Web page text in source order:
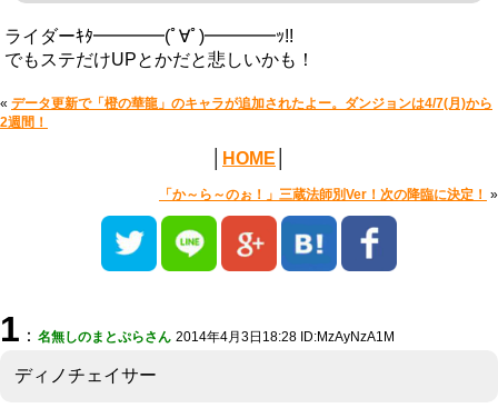
ライダーｷﾀ━━━━(ﾟ∀ﾟ)━━━━ｯ!!
でもステだけUPとかだと悲しいかも！
« データ更新で「橙の華龍」のキャラが追加されたよー。ダンジョンは4/7(月)から
2週間！
HOME
「か～ら～のぉ！」三蔵法師別Ver！次の降臨に決定！ »
1 ： 名無しのまとぷらさん 2014年4月3日18:28 ID:MzAyNzA1M
ディノチェイサー